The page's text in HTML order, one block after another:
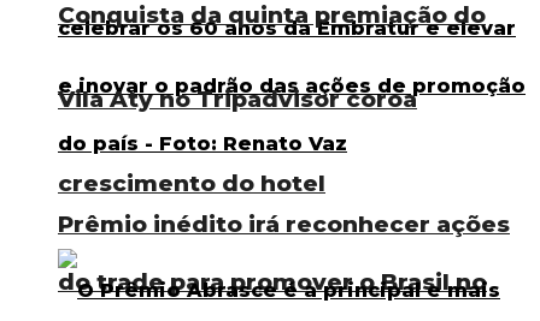
Prêmio inédito irá reconhecer ações
do trade para promover o Brasil no
Conquista da quinta premiação do
Vila Aty no Tripadvisor coroa
crescimento do hotel